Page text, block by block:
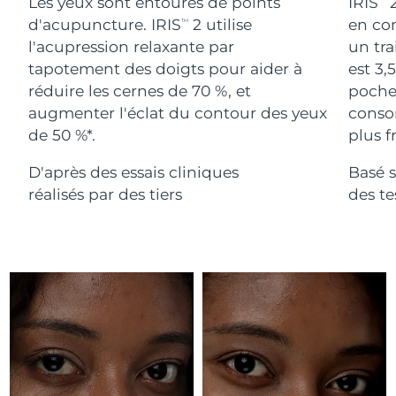
d'acupuncture. IRISTM
2 utilise
l'acupression relaxante par
tapotement des doigts pour aider à
réduire les cernes de 70 %, et
augmenter l'éclat du contour des yeux
de 50 %*.
D'après des essais cliniques
réalisés par des tiers
en
un
est
plus
Basé
des
For healthy hair
18% PAP
Cosmétiques Hommes
Acheter tout
FOREO APP
Israël Livraison estimée 8/13/26
Italie Livraison estimée 8/9/26
Livraison estimée 8/12/26
Jersey 8/14/26
Kazakhstan 8/11/26
Lettonie Livraison estimée8/9/26
Liban Livraison estimée
Lituanie Livraison estimée 8/9/26